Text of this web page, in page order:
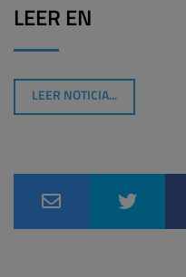
LEER EN
LEER NOTICIA...